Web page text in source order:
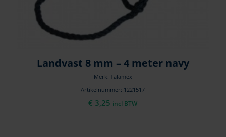
Landvast 8 mm – 4 meter navy
Merk: Talamex
Artikelnummer: 1221517
€ 3,25 incl BTW